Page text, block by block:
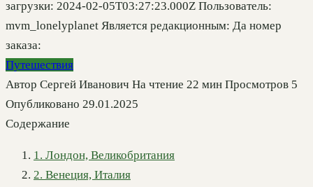
Путешествия
Автор Сергей Иванович На чтение 22 мин Просмотров 5
Опубликовано 29.01.2025
Содержание
1. Лондон, Великобритания
2. Венеция, Италия